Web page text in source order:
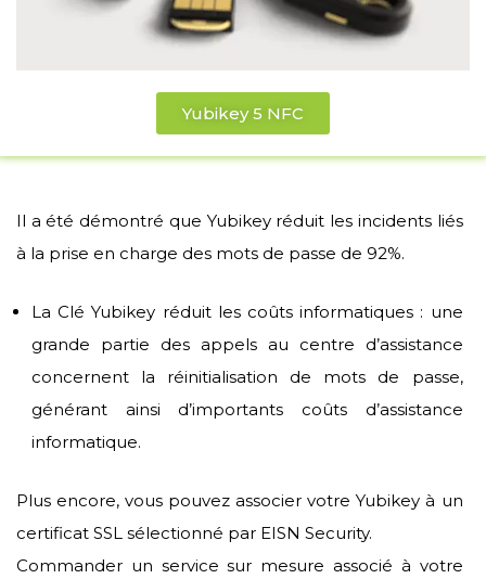
Yubikey 5 NFC
Il a été démontré que Yubikey réduit les incidents liés
à la prise en charge des mots de passe de 92%.
La Clé Yubikey réduit les coûts informatiques : une
grande partie des appels au centre d’assistance
concernent la réinitialisation de mots de passe,
générant ainsi d’importants coûts d’assistance
informatique.
Plus encore, vous pouvez associer votre Yubikey à un
certificat SSL sélectionné par EISN Security.
Commander un service sur mesure associé à votre